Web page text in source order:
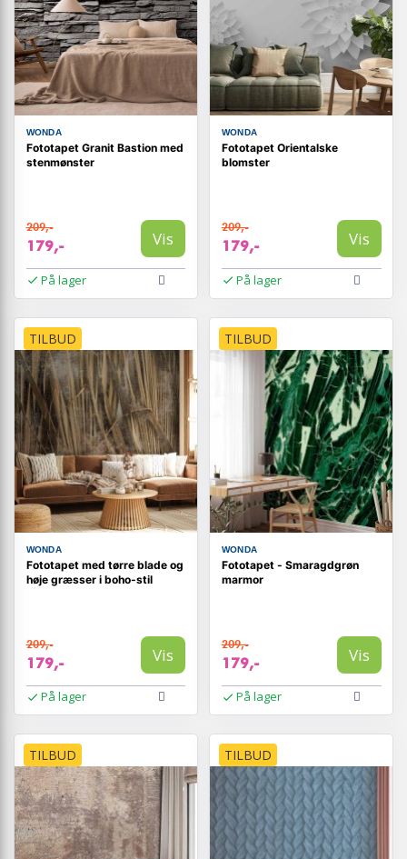
WONDA
Fototapet Granit Bastion med
stenmønster
209,-
179,- Vis
På lager
WONDA
Fototapet Orientalske
blomster
209,-
179,- Vis
På lager
TILBUD
WONDA
Fototapet med tørre blade og
høje græsser i boho-stil
209,-
179,- Vis
På lager
TILBUD
WONDA
Fototapet - Smaragdgrøn
marmor
209,-
179,- Vis
På lager
TILBUD TILBUD